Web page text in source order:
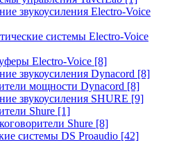
звукоусиления Electro-Voice
системы Electro-Voice
Electro-Voice [8]
звукоусиления Dynacord [8]
мощности Dynacord [8]
звукоусиления SHURE [9]
Shure [1]
Shure [8]
системы DS Proaudio [42]